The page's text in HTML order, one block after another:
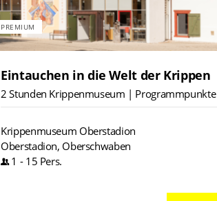
PREMIUM
Eintauchen in die Welt der Krippen
2 Stunden Krippenmuseum | Programmpunkte
Krippenmuseum Oberstadion
Oberstadion, Oberschwaben
1 - 15 Pers.